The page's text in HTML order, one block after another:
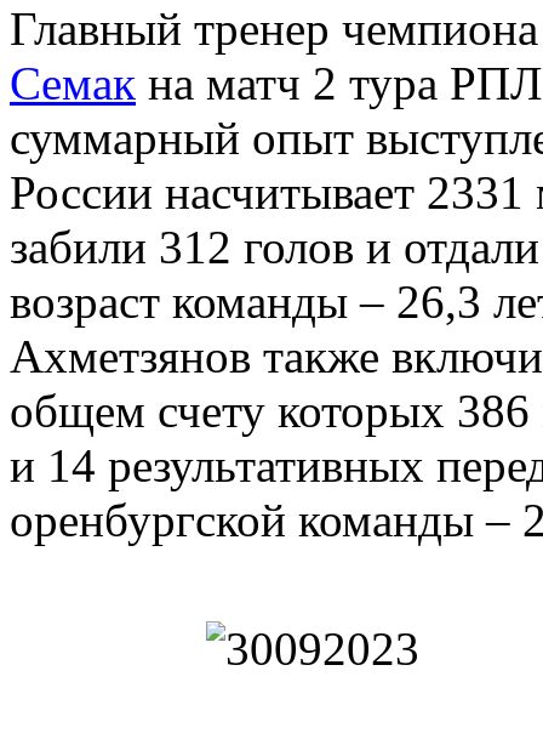
Главный тренер
Семак на матч 2 тура
суммарный опыт
России насчитывает
забили 312 голов и
возраст команды – 26,3
Ахметзянов также
общем счету которых 386
и 14 результативных
оренбургской команды –